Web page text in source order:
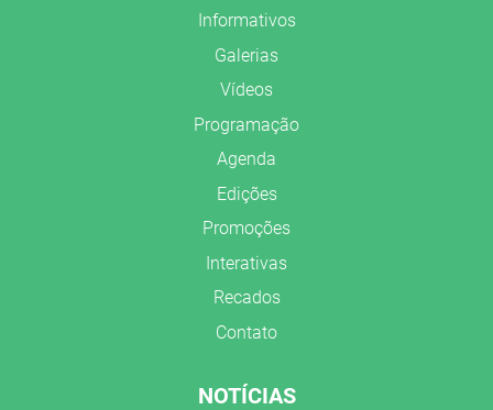
Informativos
Galerias
Vídeos
Programação
Agenda
Edições
Promoções
Interativas
Recados
Contato
NOTÍCIAS